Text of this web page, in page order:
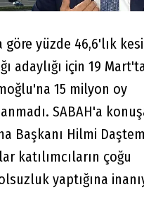
göre yüzde 46,6'lık
adaylığı için 19
15 milyon oy
SABAH'a
Başkanı Hilmi
katılımcıların çoğu
yaptığına